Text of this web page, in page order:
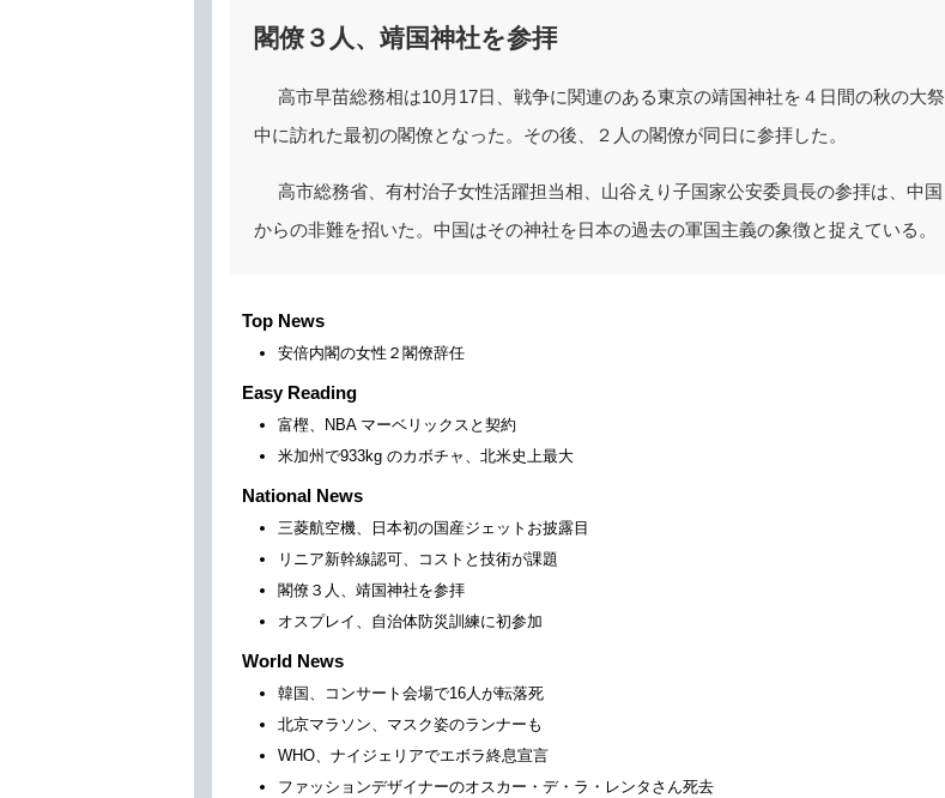
閣僚３人、靖国神社を参拝
高市早苗総務相は10月17日、戦争に関連のある東京の靖国神社を４日間の秋の大祭
中に訪れた最初の閣僚となった。その後、２人の閣僚が同日に参拝した。
高市総務省、有村治子女性活躍担当相、山谷えり子国家公安委員長の参拝は、中国
からの非難を招いた。中国はその神社を日本の過去の軍国主義の象徴と捉えている。
Top News
安倍内閣の女性２閣僚辞任
Easy Reading
富樫、NBA マーベリックスと契約
米加州で933kg のカボチャ、北米史上最大
National News
三菱航空機、日本初の国産ジェットお披露目
リニア新幹線認可、コストと技術が課題
閣僚３人、靖国神社を参拝
オスプレイ、自治体防災訓練に初参加
World News
韓国、コンサート会場で16人が転落死
北京マラソン、マスク姿のランナーも
WHO、ナイジェリアでエボラ終息宣言
ファッションデザイナーのオスカー・デ・ラ・レンタさん死去